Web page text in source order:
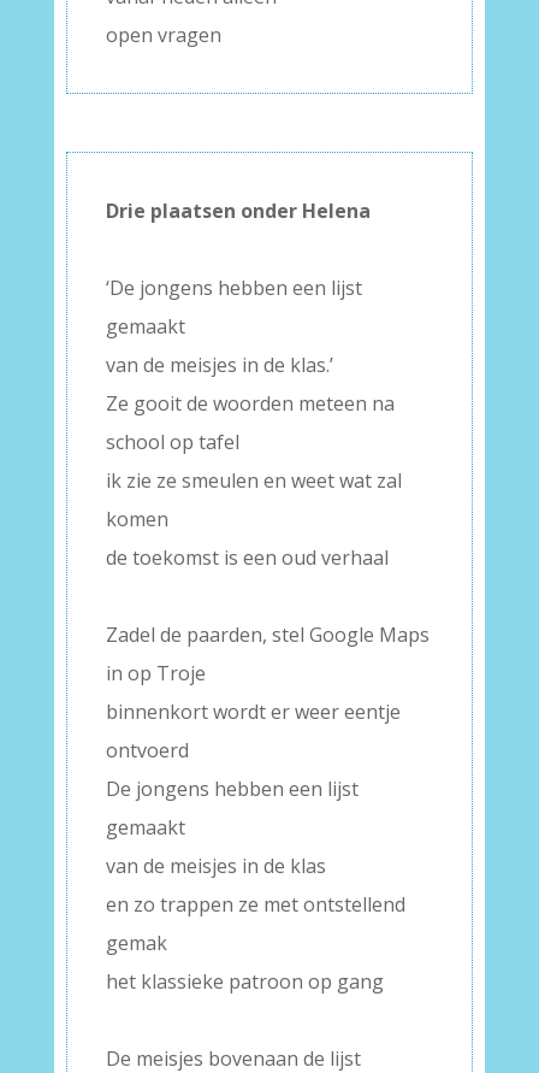
open vragen
Drie plaatsen onder Helena
‘De jongens hebben een lijst
gemaakt
van de meisjes in de klas.’
Ze gooit de woorden meteen na
school op tafel
ik zie ze smeulen en weet wat zal
komen
de toekomst is een oud verhaal
Zadel de paarden, stel Google Maps
in op Troje
binnenkort wordt er weer eentje
ontvoerd
De jongens hebben een lijst
gemaakt
van de meisjes in de klas
en zo trappen ze met ontstellend
gemak
het klassieke patroon op gang
De meisjes bovenaan de lijst